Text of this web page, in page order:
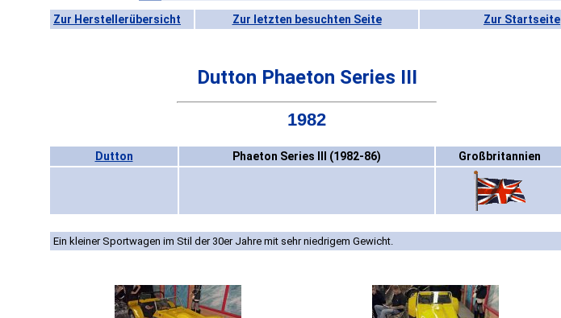
Zur Herstellerübersicht Zur letzten besuchten Seite Zur Startseite
Dutton Phaeton Series III
1982
Dutton Phaeton Series III (1982-86) Großbritannien
Ein kleiner Sportwagen im Stil der 30er Jahre mit sehr niedrigem Gewicht.